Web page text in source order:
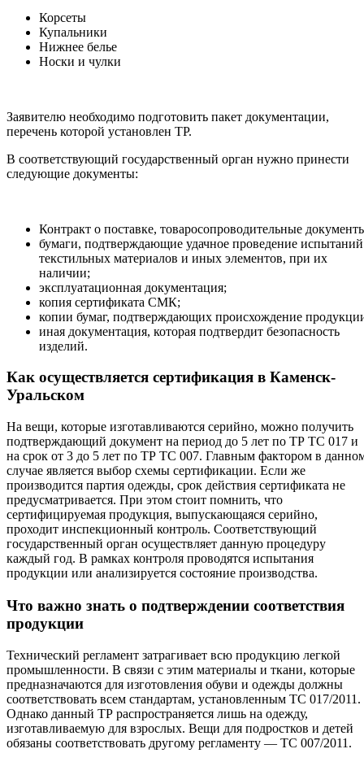
Корсеты
Купальники
Нижнее белье
Носки и чулки
Заявителю необходимо подготовить пакет документации,
перечень которой установлен ТР.
В соответствующий государственный орган нужно принести
следующие документы:
Контракт о поставке, товаросопроводительные
бумаги, подтверждающие удачное проведение испытаний
текстильных материалов и иных элементов, при их
наличии;
эксплуатационная документация;
копия сертификата СМК;
копии бумаг, подтверждающих происхождение
иная документация, которая подтвердит безопасность
изделий.
Как осуществляется сертификация в Каменск-
Уральском
На вещи, которые изготавливаются серийно, можно получить
подтверждающий документ на период до 5 лет по ТР ТС 017 и
на срок от 3 до 5 лет по ТР ТС 007. Главным фактором в
случае является выбор схемы сертификации. Если же
производится партия одежды, срок действия сертификата не
предусматривается. При этом стоит помнить, что
сертифицируемая продукция, выпускающаяся серийно,
проходит инспекционный контроль. Соответствующий
государственный орган осуществляет данную процедуру
каждый год. В рамках контроля проводятся испытания
продукции или анализируется состояние производства.
Что важно знать о подтверждении соответствия
продукции
Технический регламент затрагивает всю продукцию легкой
промышленности. В связи с этим материалы и ткани, которые
предназначаются для изготовления обуви и одежды должны
соответствовать всем стандартам, установленным ТС 017/2011.
Однако данный ТР распространяется лишь на одежду,
изготавливаемую для взрослых. Вещи для подростков и детей
обязаны соответствовать другому регламенту — ТС 007/2011.